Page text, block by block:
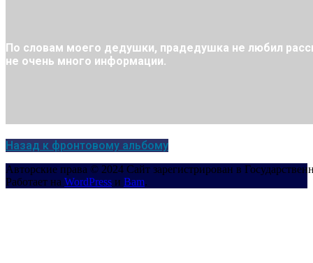
По словам моего дедушки, прадедушка не любил
не очень много информации.
Назад к фронтовому альбому
Авторские права © 2024 Сайт зарегистрирован в
Работает на WordPress и Bam.